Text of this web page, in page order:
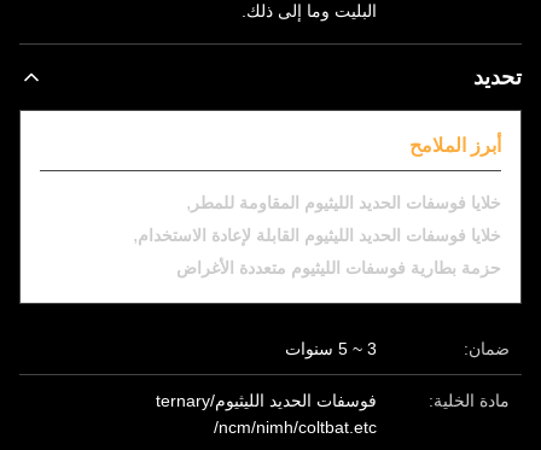
البليت وما إلى ذلك.
تحديد
أبرز الملامح
خلايا فوسفات الحديد الليثيوم المقاومة للمطر ,
خلايا فوسفات الحديد الليثيوم القابلة لإعادة الاستخدام,
حزمة بطارية فوسفات الليثيوم متعددة الأغراض
ضمان: 3 ~ 5 سنوات
مادة الخلية:
فوسفات الحديد الليثيوم/ternary
/ncm/nimh/coltbat.etc